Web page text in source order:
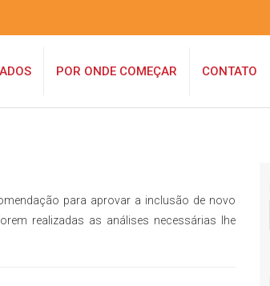
POR ONDE COMEÇAR CONTATO
para aprovar a inclusão de novo
realizadas as análises necessárias lhe